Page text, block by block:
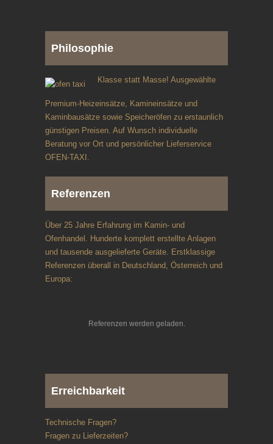
Philosophie
Klasse statt Masse! Ausgewählte
Premium-Heizeinsätze, Kamineinsätze und
Kaminbausätze sowie Speicheröfen zu erstaunlich
günstigen Preisen. Auf Wunsch individuelle
Beratung vor Ort und persönlicher Lieferservice
OFEN-TAXI.
Referenzen
Über 25 Jahre Erfahrung im Kamin- und
Ofenhandel. Hunderte komplett erstellte Anlagen
und tausende ausgelieferte Geräte. Erstklassige
Referenzen überall in Deutschland, Österreich und
Europa:
Referenzen werden geladen
Erreichbarkeit
Technische Fragen?
Fragen zu Lieferzeiten?